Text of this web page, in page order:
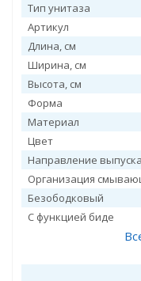
Тип унитаза
Артикул
Длина, см
Ширина, см
Высота, см
Форма
Материал
Цвет
Направление выпуска
Организация
Безободковый
С функцией биде